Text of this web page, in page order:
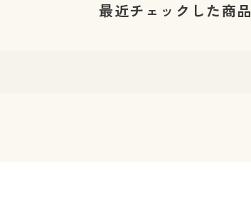
最近チェックした商品